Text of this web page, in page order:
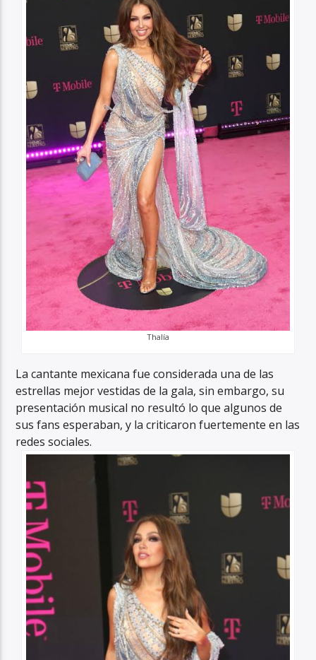
Thalía
La cantante mexicana fue considerada una de las
estrellas mejor vestidas de la gala, sin embargo, su
presentación musical no resultó lo que algunos de
sus fans esperaban, y la criticaron fuertemente en las
redes sociales.